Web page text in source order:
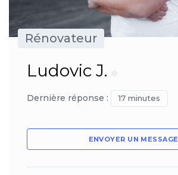
Rénovateur
Ludovic J.
Dernière réponse : 17 minutes
ENVOYER UN MESSAGE